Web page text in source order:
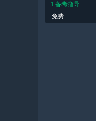
1.备考指导
免费